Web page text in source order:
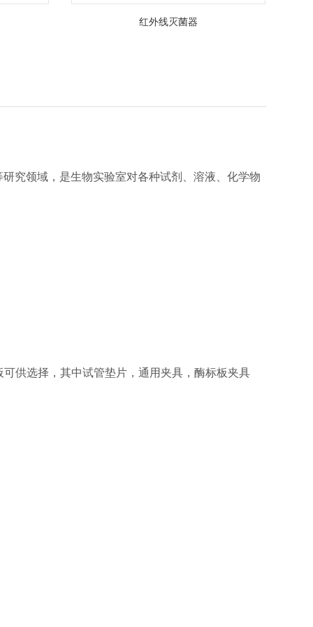
红外线灭菌器
究领域，是生物实验室对各种试剂、溶液、化学物
供选择，其中试管垫片，通用夹具，酶标板夹具